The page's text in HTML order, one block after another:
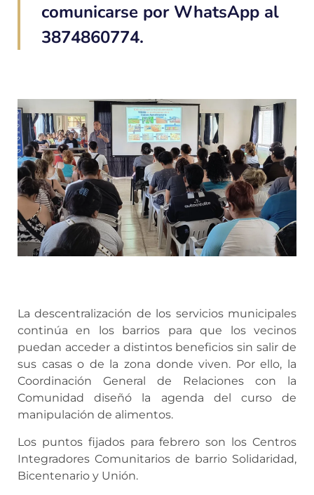
comunicarse por WhatsApp al
3874860774.
La descentralización de los servicios municipales
continúa en los barrios para que los vecinos
puedan acceder a distintos beneficios sin salir de
sus casas o de la zona donde viven. Por ello, la
Coordinación General de Relaciones con la
Comunidad diseñó la agenda del curso de
manipulación de alimentos.
Los puntos fijados para febrero son los Centros
Integradores Comunitarios de barrio Solidaridad,
Bicentenario y Unión.